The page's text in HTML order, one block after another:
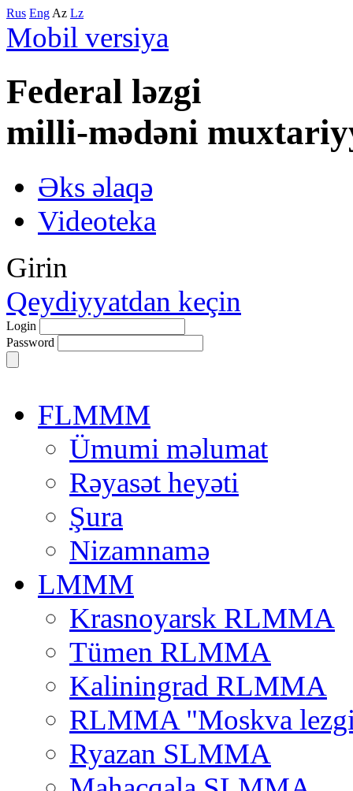
Rus Eng Az Lz
Mobil versiya
Federal lәzgi
milli-mәdәni
Əks əlaqə
Videoteka
Girin
Qeydiyyatdan keçin
Login
Password
FLMMM
Ümumi məlumat
Rəyasət heyəti
Şura
Nizamnamə
LMMM
Krasnoyarsk RLMMA
Tümen RLMMA
Kaliningrad RLMMA
RLMMA "Moskva
Ryazan SLMMA